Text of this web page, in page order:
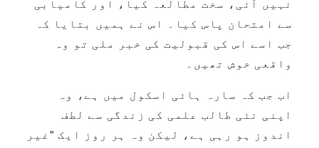
سے امتحان پاس کیا۔ اس نے ہمیں بتایا کہ
جب اسے اس کی قبولیت کی خبر ملی تو وہ
واقعی خوش تھیں۔
اب جب کہ سارہ ہائی اسکول میں ہے، وہ
اپنی نئی طالب علمی کی زندگی سے لطف
اندوز ہو رہی ہے، لیکن وہ ہر روز ایک "غیر